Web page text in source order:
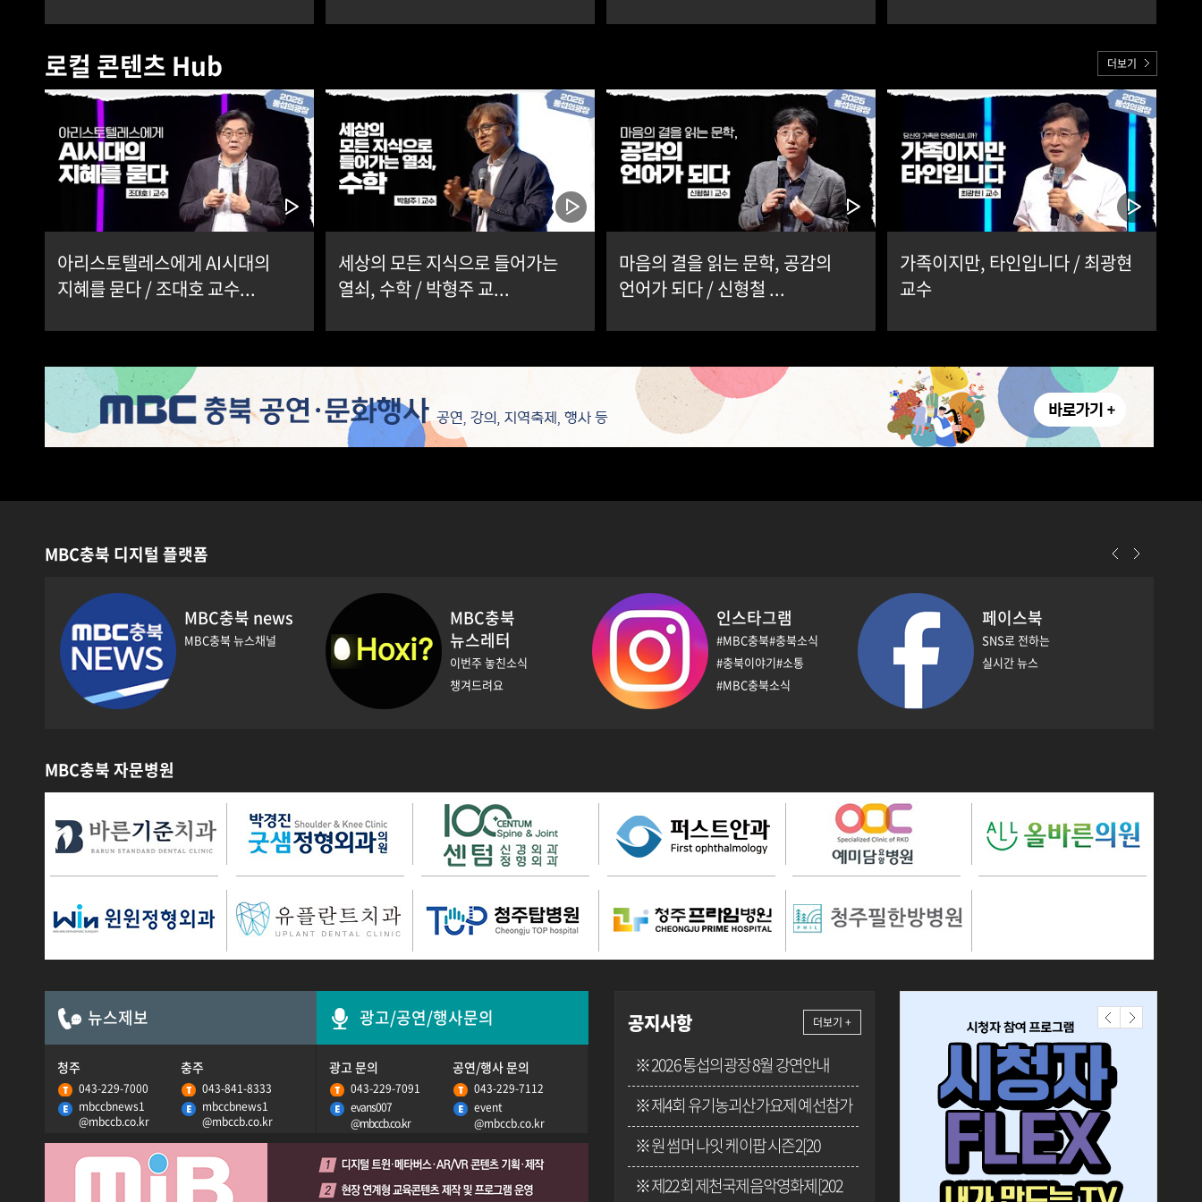
로컬 콘텐츠 Hub 더보기
아리스토텔레스에게 AI시대의
지혜를 묻다 / 조대호 교수...
세상의 모든 지식으로 들어가는
열쇠, 수학 / 박형주 교...
마음의 결을 읽는 문학, 공감의
언어가 되다 / 신형철 ...
가족이지만, 타인입니다 / 최광현
교수
MBC충북 디지털 플랫폼
MBC충북
뉴스레터
인스타그램
#MBC충북#충북소식
#충북이야기#소통
#MBC충북소식
페이스북
SNS로 전하는
실시간 뉴스
엠팩트
임팩트 있는 이슈들이 모
이는 곳, 엠팩트
MZ에게 MBC충북
Zㅣ식을 전하다
MBC충북만이 가진
추억 속 가요제 영상들!
MBC충북 대표채널 MBC충북 뉴스채널
MBC충북 자문병원
뉴스제보
청주
043-229-7000
mbccbnews1
@mbccb.co.kr
충주
043-841-8333
mbccbnews1
@mbccb.co.kr
광고/공연/행사문의
광고 문의
043-229-7091
evans007
@mbccb.co.kr
공연/행사 문의
043-229-7112
event
@mbccb.co.kr
공지사항 더보기 +
※ 2026 통섭의광장 8월 강연안내
※ 제4회 유기농괴산가요제 예선참가
※ 원 썸머 나잇 케이팝 시즌2[20
※ 제22회 제천국제음악영화제[202